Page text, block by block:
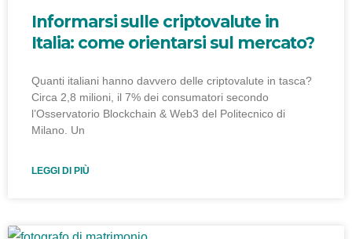
Informarsi sulle criptovalute in
Italia: come orientarsi sul mercato?
Quanti italiani hanno davvero delle criptovalute in tasca?
Circa 2,8 milioni, il 7% dei consumatori secondo
l’Osservatorio Blockchain & Web3 del Politecnico di
Milano. Un
LEGGI DI PIÙ